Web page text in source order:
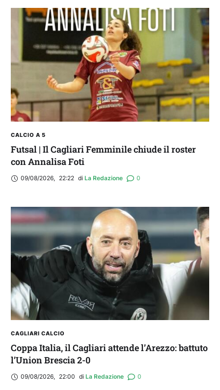
CALCIO A 5
Futsal | Il Cagliari Femminile chiude il roster
con Annalisa Foti
09/08/2026, 22:22 di La Redazione 0
CAGLIARI CALCIO
Coppa Italia, il Cagliari attende l’Arezzo: battuto
l’Union Brescia 2-0
09/08/2026, 22:00 di La Redazione 0